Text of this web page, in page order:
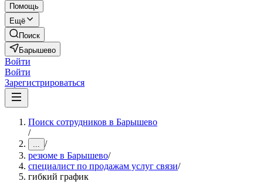
Помощь
Ещё
Поиск
Барышево
Войти
Войти
Зарегистрироваться
Поиск сотрудников в Барышево
/
... /
резюме в Барышево/
специалист по продажам услуг связи/
гибкий график